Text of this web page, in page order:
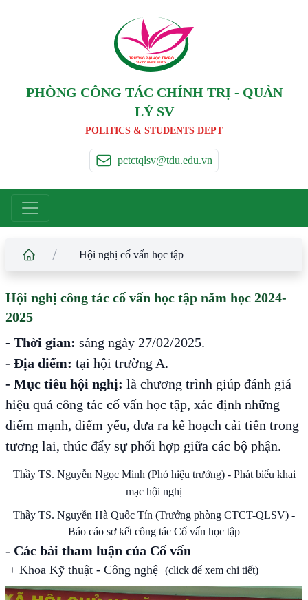
TRƯỜNG ĐẠI HỌC TÂY ĐÔ
TAY DO UNIVERSIT Y
PHÒNG CÔNG TÁC CHÍNH TRỊ - QUẢN
LÝ SV
POLITICS & STUDENTS DEPT
pctctqlsv@tdu.edu.vn
/ Hội nghị cố vấn học tập
Hội nghị công tác cố vấn học tập năm học 2024-
2025
- Thời gian: sáng ngày 27/02/2025.
- Địa điểm: tại hội trường A.
- Mục tiêu hội nghị: là chương trình giúp đánh giá
hiệu quả công tác cố vấn học tập, xác định những
điểm mạnh, điểm yếu, đưa ra kế hoạch cải tiến trong
tương lai, thúc đẩy sự phối hợp giữa các bộ phận.
Thầy TS. Nguyễn Ngọc Minh (Phó hiệu trưởng) - Phát biểu khai
mạc hội nghị
Thầy TS. Nguyễn Hà Quốc Tín (Trưởng phòng CTCT-QLSV) -
Báo cáo sơ kết công tác Cố vấn học tập
- Các bài tham luận của Cố vấn
+ Khoa Kỹ thuật - Công nghệ (click để xem chi tiết)